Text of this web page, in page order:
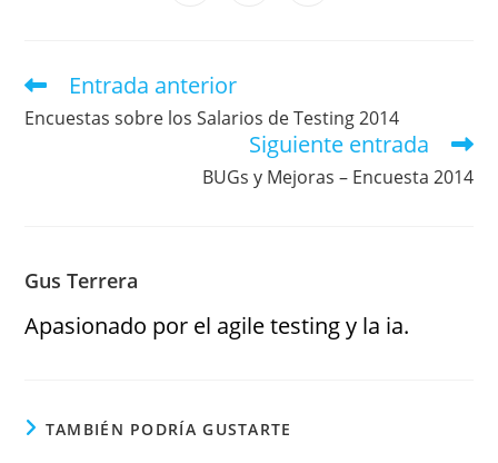
Entrada anterior
Encuestas sobre los Salarios de Testing 2014
Siguiente entrada
BUGs y Mejoras – Encuesta 2014
Gus Terrera
Apasionado por el agile testing y la ia.
TAMBIÉN PODRÍA GUSTARTE